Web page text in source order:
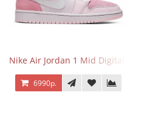
Nike Air Jordan 1 Mid Digital Pink
6990р.